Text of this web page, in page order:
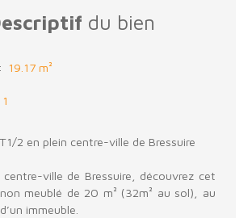
du bien
: 19.17 m²
1
2 en plein centre-ville de Bressuire
ville de Bressuire, découvrez cet
meublé de 20 m² (32m² au sol), au
immeuble.